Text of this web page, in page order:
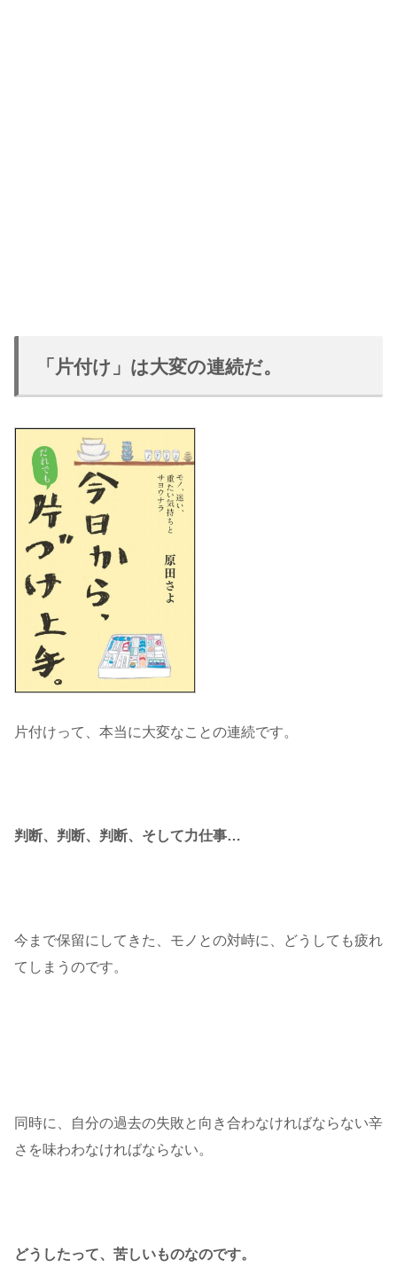
「片付け」は大変の連続だ。
片付けって、本当に大変なことの連続です。
判断、判断、判断、そして力仕事…
今まで保留にしてきた、モノとの対峙に、どうしても疲れ
てしまうのです。
同時に、自分の過去の失敗と向き合わなければならない辛
さを味わわなければならない。
どうしたって、苦しいものなのです。